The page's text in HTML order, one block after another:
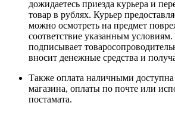
дожидаетесь приезда курьера и
товар в рублях. Курьер
можно осмотреть на предмет
соответствие указанным
подписывает
вносит денежные средства и
Также оплата наличными
магазина, оплаты по почте или
постамата.